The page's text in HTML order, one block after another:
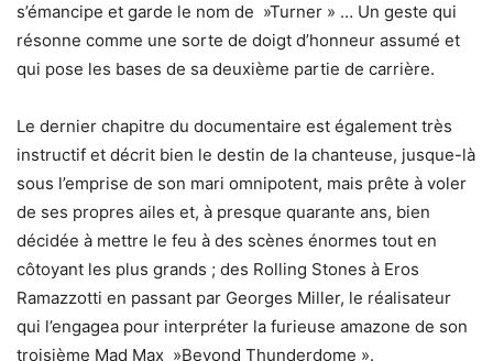
s’émancipe et garde le nom de »Turner » … Un geste qui
résonne comme une sorte de doigt d’honneur assumé et
qui pose les bases de sa deuxième partie de carrière.
Le dernier chapitre du documentaire est également très
instructif et décrit bien le destin de la chanteuse, jusque-là
sous l’emprise de son mari omnipotent, mais prête à voler
de ses propres ailes et, à presque quarante ans, bien
décidée à mettre le feu à des scènes énormes tout en
côtoyant les plus grands ; des Rolling Stones à Eros
Ramazzotti en passant par Georges Miller, le réalisateur
qui l’engagea pour interpréter la furieuse amazone de son
troisième Mad Max »Beyond Thunderdome ».